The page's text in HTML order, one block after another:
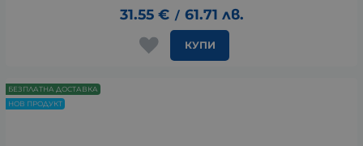
31.55 € / 61.71 лв.
КУПИ
БЕЗПЛАТНА ДОСТАВКА
НОВ ПРОДУКТ